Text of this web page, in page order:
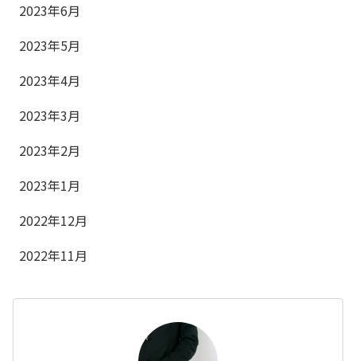
2023年6月
2023年5月
2023年4月
2023年3月
2023年2月
2023年1月
2022年12月
2022年11月